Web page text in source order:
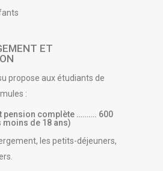
ET
propose aux étudiants de
:
pension complète ………. 600
moins de 18 ans)
les petits-déjeuners,